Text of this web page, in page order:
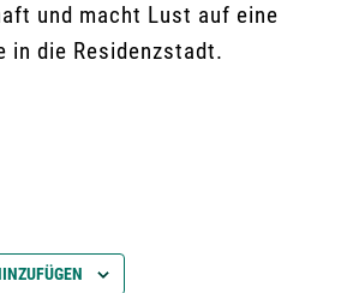
und macht Lust auf eine
in die Residenzstadt.